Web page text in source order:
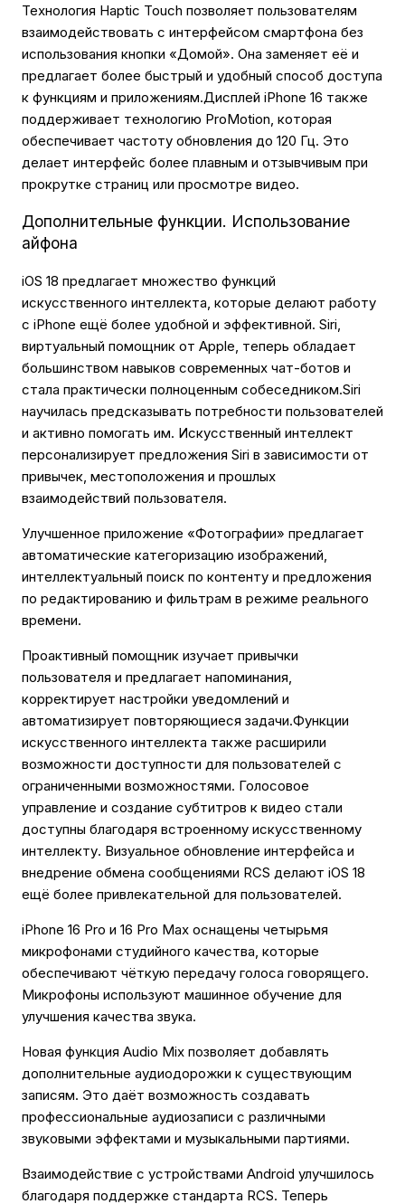
Технология Haptic Touch позволяет пользователям
взаимодействовать с интерфейсом смартфона без
использования кнопки «Домой». Она заменяет её и
предлагает более быстрый и удобный способ доступа
к функциям и приложениям.Дисплей iPhone 16 также
поддерживает технологию ProMotion, которая
обеспечивает частоту обновления до 120 Гц. Это
делает интерфейс более плавным и отзывчивым при
прокрутке страниц или просмотре видео.
Дополнительные функции. Использование
айфона
iOS 18 предлагает множество функций
искусственного интеллекта, которые делают работу
с iPhone ещё более удобной и эффективной. Siri,
виртуальный помощник от Apple, теперь обладает
большинством навыков современных чат-ботов и
стала практически полноценным собеседником.Siri
научилась предсказывать потребности пользователей
и активно помогать им. Искусственный интеллект
персонализирует предложения Siri в зависимости от
привычек, местоположения и прошлых
взаимодействий пользователя.
Улучшенное приложение «Фотографии» предлагает
автоматические категоризацию изображений,
интеллектуальный поиск по контенту и предложения
по редактированию и фильтрам в режиме реального
времени.
Проактивный помощник изучает привычки
пользователя и предлагает напоминания,
корректирует настройки уведомлений и
автоматизирует повторяющиеся задачи.Функции
искусственного интеллекта также расширили
возможности доступности для пользователей с
ограниченными возможностями. Голосовое
управление и создание субтитров к видео стали
доступны благодаря встроенному искусственному
интеллекту. Визуальное обновление интерфейса и
внедрение обмена сообщениями RCS делают iOS 18
ещё более привлекательной для пользователей.
iPhone 16 Pro и 16 Pro Max оснащены четырьмя
микрофонами студийного качества, которые
обеспечивают чёткую передачу голоса говорящего.
Микрофоны используют машинное обучение для
улучшения качества звука.
Новая функция Audio Mix позволяет добавлять
дополнительные аудиодорожки к существующим
записям. Это даёт возможность создавать
профессиональные аудиозаписи с различными
звуковыми эффектами и музыкальными партиями.
Взаимодействие с устройствами Android улучшилось
благодаря поддержке стандарта RCS. Теперь